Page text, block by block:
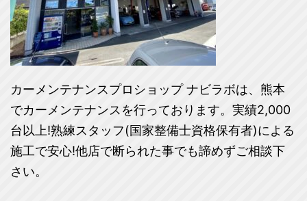
カーメンテナンスプロショップ ナビラボは、熊本
でカーメンテナンスを行っております。実績2,000
台以上!熟練スタッフ(国家整備士資格保有者)による
施工で安心!他店で断られた事でも諦めずご相談下
さい。